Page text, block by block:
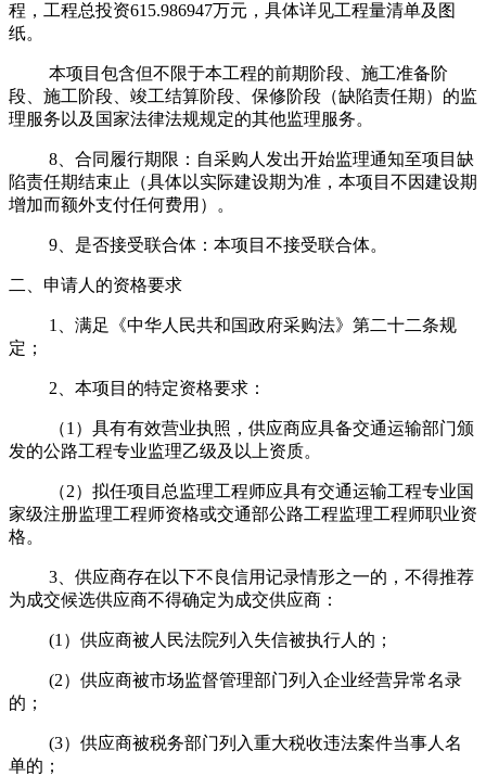
程，工程总投资615.986947万元，具体详见工程量清单及图
纸。
本项目包含但不限于本工程的前期阶段、施工准备阶
段、施工阶段、竣工结算阶段、保修阶段（缺陷责任期）的监
理服务以及国家法律法规规定的其他监理服务。
8、合同履行期限：自采购人发出开始监理通知至项目缺
陷责任期结束止（具体以实际建设期为准，本项目不因建设期
增加而额外支付任何费用）。
9、是否接受联合体：本项目不接受联合体。
二、申请人的资格要求
1、满足《中华人民共和国政府采购法》第二十二条规
定；
2、本项目的特定资格要求：
（1）具有有效营业执照，供应商应具备交通运输部门颁
发的公路工程专业监理乙级及以上资质。
（2）拟任项目总监理工程师应具有交通运输工程专业国
家级注册监理工程师资格或交通部公路工程监理工程师职业资
格。
3、供应商存在以下不良信用记录情形之一的，不得推荐
为成交候选供应商不得确定为成交供应商：
(1）供应商被人民法院列入失信被执行人的；
(2）供应商被市场监督管理部门列入企业经营异常名录
的；
(3）供应商被税务部门列入重大税收违法案件当事人名
单的；